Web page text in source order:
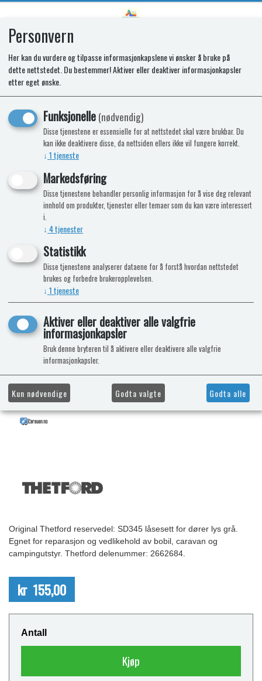
SD345 KIT FOR LOCKING DOORS
LGR
Original Thetford reservedel: SD345 låsesett for dører lys grå.
Egnet for reparasjon og vedlikehold av bobil, caravan og
campingutstyr. Thetford delenummer: 2662684.
kr 155,00
Antall
Kjøp
Personvern
Her kan du vurdere og tilpasse informasjonkapslene vi ønsker å bruke på
dette nettstedet. Du bestemmer! Aktiver eller deaktiver informasjonkapsler
etter eget ønske.
Funksjonelle(nødvendig)
Disse tjenestene er essensielle for at nettstedet skal være brukbar. Du
kan ikke deaktivere disse, da nettsiden ellers ikke vil fungere korrekt.
↓ 1tjeneste
Markedsføring
Disse tjenestene behandler personlig informasjon for å vise deg relevant
innhold om produkter, tjenester eller temaer som du kan være interessert
i.
↓ 4tjenester
Statistikk
Disse tjenestene analyserer dataene for å forstå hvordan nettstedet
brukes og forbedre brukeropplevelsen.
↓ 1tjeneste
Aktiver eller deaktiver alle valgfrie
informasjonkapsler
Bruk denne bryteren til å aktivere eller deaktivere alle valgfrie
informasjonkapsler.
Kun nødvendige Godta valgte Godta alle